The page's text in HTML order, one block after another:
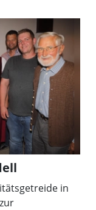
den
Oberbayern
in